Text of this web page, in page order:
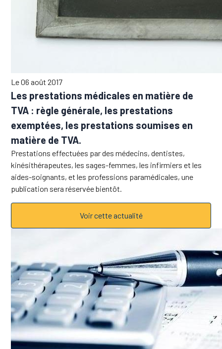
Le 06 août 2017
Les prestations médicales en matière de
TVA : règle générale, les prestations
exemptées, les prestations soumises en
matière de TVA.
Prestations effectuées par des médecins, dentistes,
kinésithérapeutes, les sages-femmes, les infirmiers et les
aides-soignants, et les professions paramédicales, une
publication sera réservée bientôt.
Voir cette actualité